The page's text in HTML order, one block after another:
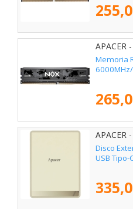
APACER
Memoria
APACER
Disco
USB